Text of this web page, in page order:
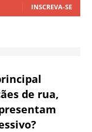
INSCREVA-SE
de rua,